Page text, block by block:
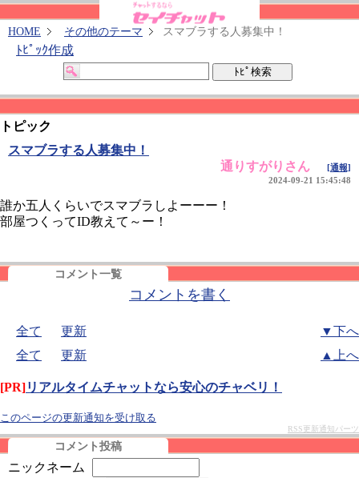
HOME その他のテーマ スマブラする人募集中！
ﾄﾋﾟｯｸ作成
トピック
スマブラする人募集中！
通りすがりさん
[通報]
2024-09-21 15:45:48
誰か五人くらいでスマブラしよーーー！
部屋つくってID教えて～ー！
コメント一覧
コメントを書く
全て 更新
▼下へ
全て
更新 ▲上へ
[PR]リアルタイムチャットなら安心のチャベリ！
このページの更新通知を受け取る
RSS更新通知パーツ
コメント投稿
ニックネーム